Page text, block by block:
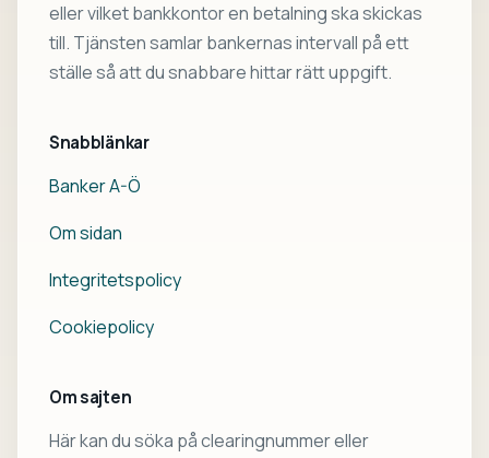
eller vilket bankkontor en betalning ska skickas
till. Tjänsten samlar bankernas intervall på ett
ställe så att du snabbare hittar rätt uppgift.
Snabblänkar
Banker A-Ö
Om sidan
Integritetspolicy
Cookiepolicy
Om sajten
Här kan du söka på clearingnummer eller